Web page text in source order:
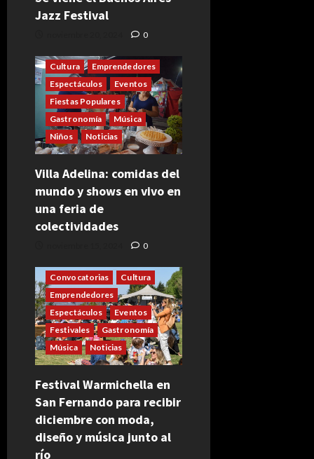
Jazz Festival
0
Cultura
Emprendedores
Espectáculos
Eventos
Fiestas Populares
Gastronomía
Música
Niños
Noticias
Villa Adelina: comidas del
mundo y shows en vivo en
una feria de
colectividades
0
Convocatorias
Cultura
Emprendedores
Espectáculos
Eventos
Festivales
Gastronomía
Música
Noticias
Festival Warmichella en
San Fernando para recibir
diciembre con moda,
diseño y música junto al
río